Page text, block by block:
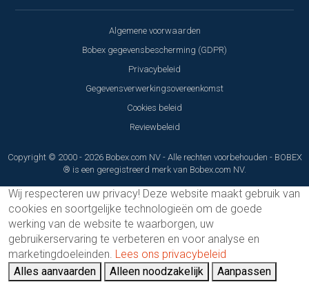
Algemene voorwaarden
Bobex gegevensbescherming (GDPR)
Privacybeleid
Gegevensverwerkingsovereenkomst
Cookies beleid
Reviewbeleid
Copyright © 2000 - 2026 Bobex.com NV - Alle rechten voorbehouden - BOBEX
® is een geregistreerd merk van Bobex.com NV.
Wij respecteren uw privacy! Deze website maakt gebruik van
cookies en soortgelijke technologieën om de goede
werking van de website te waarborgen, uw
gebruikerservaring te verbeteren en voor analyse en
marketingdoeleinden. Lees ons privacybeleid
Alles aanvaarden
Alleen noodzakelijk Aanpassen